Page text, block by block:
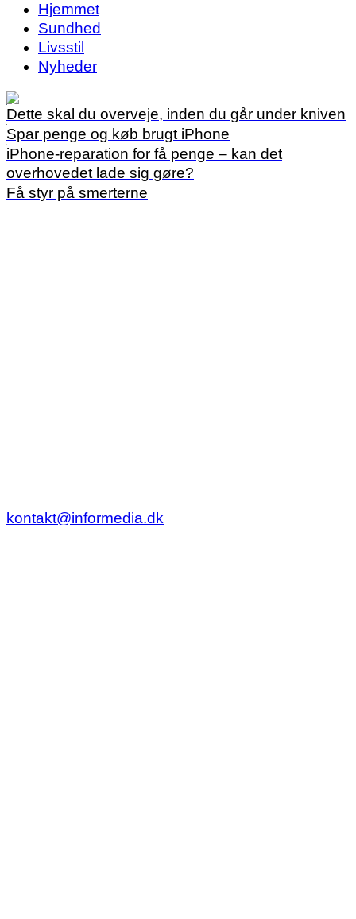
Hjemmet
Sundhed
Livsstil
Nyheder
Dette skal du overveje, inden du går under kniven
Spar penge og køb brugt iPhone
iPhone-reparation for få penge – kan det
overhovedet lade sig gøre?
Få styr på smerterne
kontakt@informedia.dk